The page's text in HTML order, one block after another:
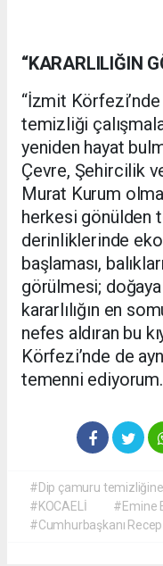
“KARARLILIĞIN
“İzmit
temizliği
yeniden hayat
Çevre, Şehircilik
Murat Kurum
herkesi gönülden
derinliklerinde
başlaması,
görülmesi;
kararlılığın en
nefes aldıran bu
Körfezi’nde de
temenni ediyorum.
#Dip çamuru
#KOCAELİ
#Emine
#Cumhurbaşkanı